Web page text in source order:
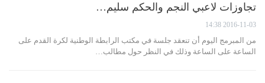
تجاوزات لاعبي النجم والحكم سليم…
2016-11-03 14:38
من المبرمج اليوم أن تنعقد جلسة في مكتب الرابطة الوطنية لكرة القدم على
الساعة على الساعة وذلك في النظر حول مطالب…